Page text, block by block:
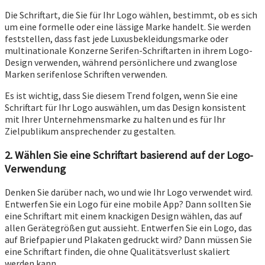
Die Schriftart, die Sie für Ihr Logo wählen, bestimmt, ob es sich
um eine formelle oder eine lässige Marke handelt. Sie werden
feststellen, dass fast jede Luxusbekleidungsmarke oder
multinationale Konzerne Serifen-Schriftarten in ihrem Logo-
Design verwenden, während persönlichere und zwanglose
Marken serifenlose Schriften verwenden.
Es ist wichtig, dass Sie diesem Trend folgen, wenn Sie eine
Schriftart für Ihr Logo auswählen, um das Design konsistent
mit Ihrer Unternehmensmarke zu halten und es für Ihr
Zielpublikum ansprechender zu gestalten.
2. Wählen Sie eine Schriftart basierend auf der Logo-
Verwendung
Denken Sie darüber nach, wo und wie Ihr Logo verwendet wird.
Entwerfen Sie ein Logo für eine mobile App? Dann sollten Sie
eine Schriftart mit einem knackigen Design wählen, das auf
allen Gerätegrößen gut aussieht. Entwerfen Sie ein Logo, das
auf Briefpapier und Plakaten gedruckt wird? Dann müssen Sie
eine Schriftart finden, die ohne Qualitätsverlust skaliert